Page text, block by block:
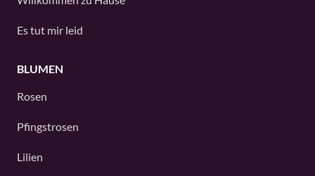
Es tut mir leid
BLUMEN
Rosen
Pfingstrosen
Lilien